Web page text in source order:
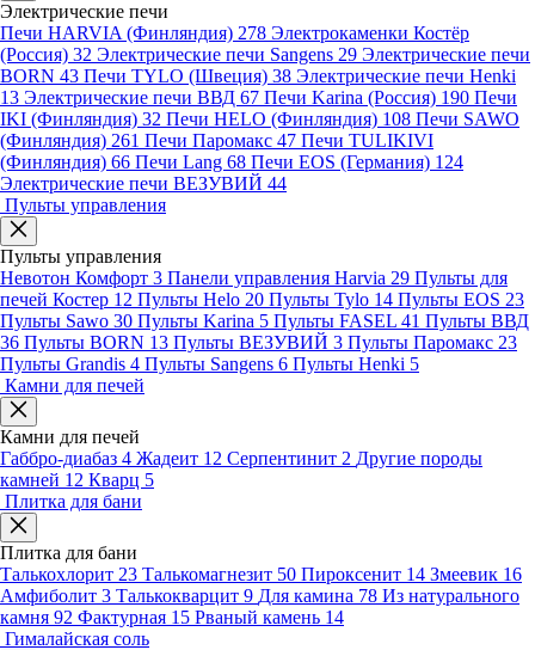
Электрические печи
Печи HARVIA (Финляндия) 278 Электрокаменки Костёр
(Россия) 32 Электрические печи Sangens 29 Электрические печи
BORN 43 Печи TYLO (Швеция) 38 Электрические печи Henki
13 Электрические печи ВВД 67 Печи Karina (Россия) 190 Печи
IKI (Финляндия) 32 Печи HELO (Финляндия) 108 Печи SAWO
(Финляндия) 261 Печи Паромакс 47 Печи TULIKIVI
(Финляндия) 66 Печи Lang 68 Печи EOS (Германия) 124
Электрические печи ВЕЗУВИЙ 44
Пульты управления
Пульты управления
Невотон Комфорт 3 Панели управления Harvia 29 Пульты для
печей Костер 12 Пульты Helo 20 Пульты Tylo 14 Пульты EOS 23
Пульты Sawo 30 Пульты Karina 5 Пульты FASEL 41 Пульты ВВД
36 Пульты BORN 13 Пульты ВЕЗУВИЙ 3 Пульты Паромакс 23
Пульты Grandis 4 Пульты Sangens 6 Пульты Henki 5
Камни для печей
Камни для печей
Габбро-диабаз 4 Жадеит 12 Серпентинит 2 Другие породы
камней 12 Кварц 5
Плитка для бани
Плитка для бани
Талькохлорит 23 Талькомагнезит 50 Пироксенит 14 Змеевик 16
Амфиболит 3 Талькокварцит 9 Для камина 78 Из натурального
камня 92 Фактурная 15 Рваный камень 14
Гималайская соль